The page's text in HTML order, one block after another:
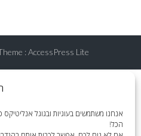
אנחנו משתמשים בעוגיות ובגוגל
הכל!
:AccessPress Lite